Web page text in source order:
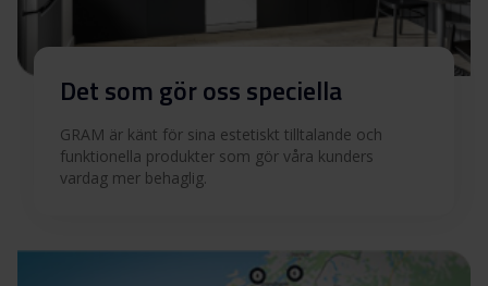
Det som gör oss speciella
GRAM är känt för sina estetiskt tilltalande och
funktionella produkter som gör våra kunders
vardag mer behaglig.